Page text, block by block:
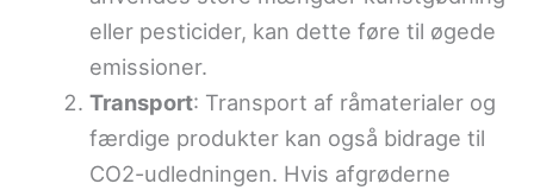
eller pesticider, kan dette føre til øgede
emissioner.
Transport: Transport af råmaterialer og
færdige produkter kan også bidrage til
CO2-udledningen. Hvis afgrøderne